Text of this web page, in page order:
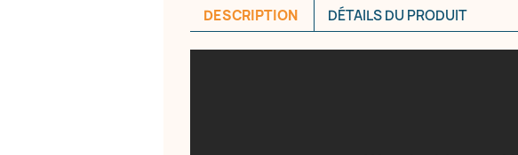
DESCRIPTION DÉTAILS DU PRODUIT
Annuler Créer une liste d'envies